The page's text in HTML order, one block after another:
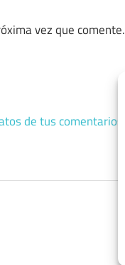
vez que comente.
de tus comentarios.